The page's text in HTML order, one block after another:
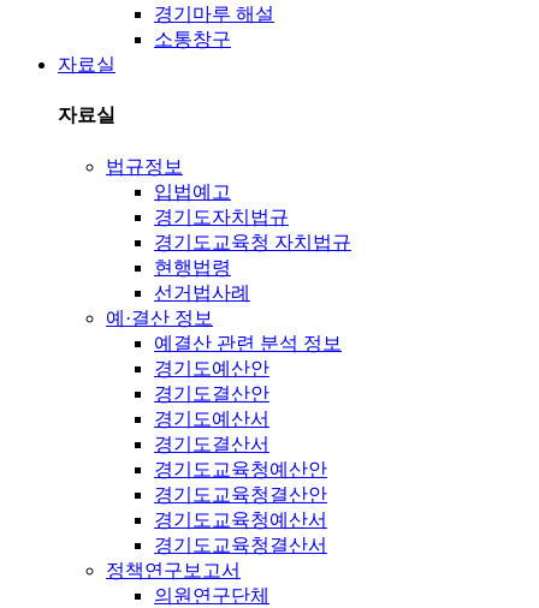
경기마루 해설
소통창구
자료실
자료실
법규정보
입법예고
경기도자치법규
경기도교육청 자치법규
현행법령
선거법사례
예·결산 정보
예결산 관련 분석 정보
경기도예산안
경기도결산안
경기도예산서
경기도결산서
경기도교육청예산안
경기도교육청결산안
경기도교육청예산서
경기도교육청결산서
정책연구보고서
의원연구단체